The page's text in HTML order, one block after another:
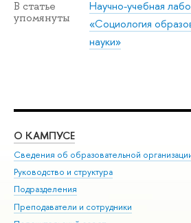
В статье
упомянуты
Научно-учебная
«Социология
науки»
О КАМПУСЕ
Сведения об образовательной
Руководство и структура
Подразделения
Преподаватели и сотрудники